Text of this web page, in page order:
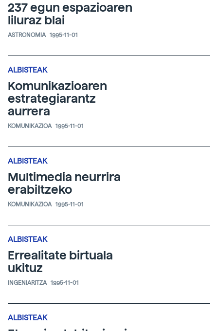
237 egun espazioaren
liluraz blai
ASTRONOMIA 1995-11-01
ALBISTEAK
Komunikazioaren
estrategiarantz
aurrera
KOMUNIKAZIOA 1995-11-01
ALBISTEAK
Multimedia neurrira
erabiltzeko
KOMUNIKAZIOA 1995-11-01
ALBISTEAK
Errealitate birtuala
ukituz
INGENIARITZA 1995-11-01
ALBISTEAK